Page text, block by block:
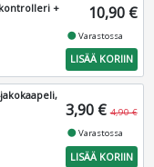
+
10,90 €
fiber_manual_recordVarastossa
LISÄÄ KORIIN
3,90 € 4,90 €
fiber_manual_recordVarastossa
LISÄÄ KORIIN